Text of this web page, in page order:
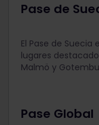
Pase de
El Pase de
lugares
Malmö y
Pase Global